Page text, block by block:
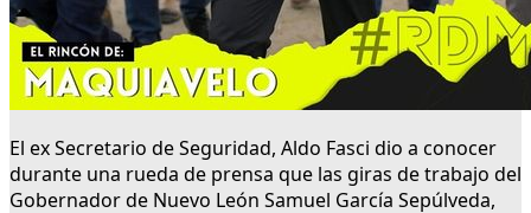
El ex Secretario de Seguridad, Aldo Fasci dio a conocer
durante una rueda de prensa que las giras de trabajo del
Gobernador de Nuevo León Samuel García Sepúlveda,